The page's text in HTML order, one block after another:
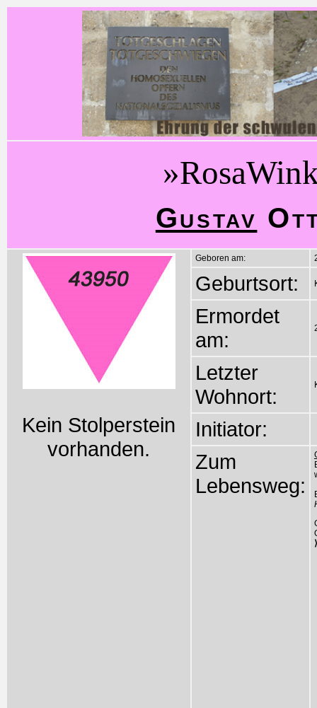
Gustav
Kein Stolperstein
vorhanden.
Geboren am:
Geburtsort:
Ermordet
am:
Letzter
Wohnort:
Initiator:
Zum
Lebensweg: